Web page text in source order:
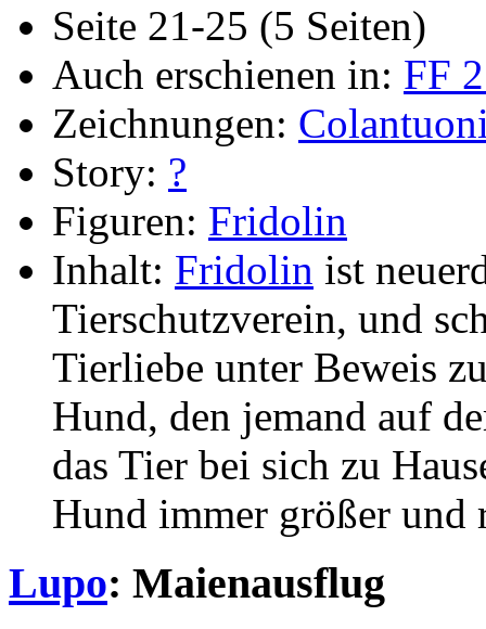
Seite 21-25 (5 Seiten)
Auch erschienen in: FF
Zeichnungen:
Story: ?
Figuren: Fridolin
Inhalt: Fridolin ist
Tierschutzverein, und
Tierliebe unter Beweis
Hund, den jemand auf
das Tier bei sich zu
Hund immer größer und
Lupo: Maienausflug